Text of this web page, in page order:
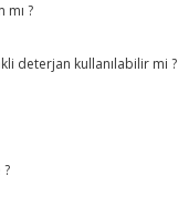
mı ?
deterjan kullanılabilir mi ?